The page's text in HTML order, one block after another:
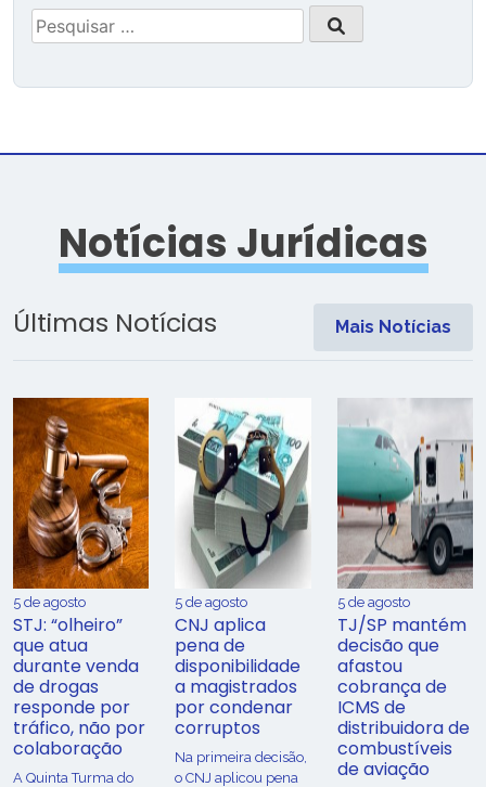
Pesquisar
por:
Notícias Jurídicas
Últimas Notícias Mais Notícias
5 de agosto
STJ: “olheiro”
que atua
durante venda
de drogas
responde por
tráfico, não por
colaboração
A Quinta Turma do
5 de agosto
CNJ aplica
pena de
disponibilidade
a magistrados
por condenar
corruptos
Na primeira decisão,
o CNJ aplicou pena
5 de agosto
TJ/SP mantém
decisão que
afastou
cobrança de
ICMS de
distribuidora de
combustíveis
de aviação